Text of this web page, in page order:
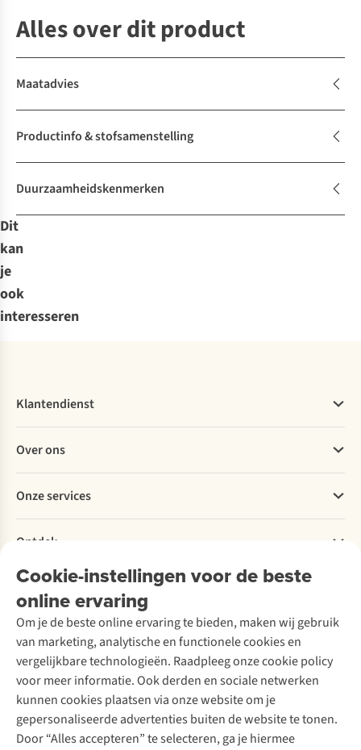
Alles over dit product
Maatadvies
Productinfo & stofsamenstelling
Duurzaamheidskenmerken
Dit
kan
je
ook
interesseren
Cookie-instellingen voor de beste
online ervaring
Om je de beste online ervaring te bieden, maken wij gebruik
van marketing, analytische en functionele cookies en
vergelijkbare technologieën. Raadpleeg onze cookie policy
voor meer informatie. Ook derden en sociale netwerken
kunnen cookies plaatsen via onze website om je
gepersonaliseerde advertenties buiten de website te tonen.
Door “Alles accepteren” te selecteren, ga je hiermee
Klantendienst
Bestellen
Betalen
Levering
Retourneren
Bestelling herroepen
Garantie
Contact
Over ons
Explore More
Verantwoord ondernemen
Over Ayacucho
Onze winkels
Over A.S.Adventure
Toegankelijkheidsverklaring
Onze services
Ski-onderhoud
Wasservice
Schoenonderhoud
Schoenherstelling
Kledingherstelling
Retouches
Voor bedrijven
Ontdek
A.S.Magazine
Podcast
Explore Academy
Explore Camp
Gear Check
Inspiratie & advies
Meld je aan voor de nieuwsbrief
Follow us